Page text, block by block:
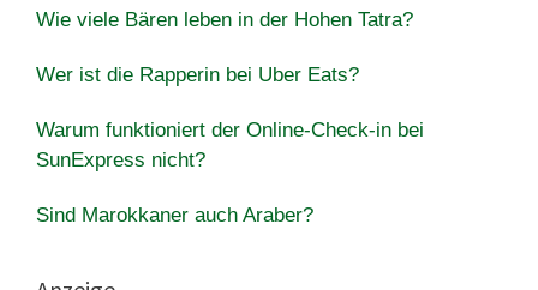
Wie viele Bären leben in der Hohen Tatra?
Wer ist die Rapperin bei Uber Eats?
Warum funktioniert der Online-Check-in bei
SunExpress nicht?
Sind Marokkaner auch Araber?